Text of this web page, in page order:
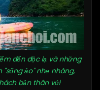
đến độc lạ và những
"sống ảo" nhẹ nhàng,
bản thân với